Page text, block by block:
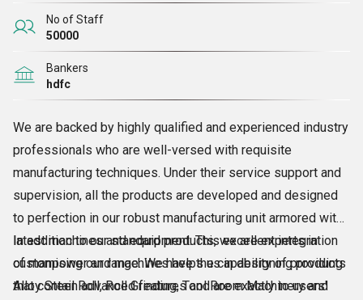
No of Staff
50000
Bankers
hdfc
We are backed by highly qualified and experienced industry
professionals who are well-versed with requisite
manufacturing techniques. Under their service support and
supervision, all the products are developed and designed
to perfection in our robust manufacturing unit armored with
latest machines and equipment. This excellent integration
of manpower and machines helps us in designing products
that contain advanced features and are exactly to users'
In addition to our standard products, we are experts in
customising our range. We have the capability of providing
Alloy Steel Roll, Roll Grinding, Tool Room Machinery and